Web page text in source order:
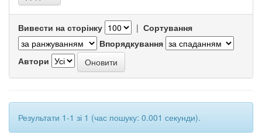
Вивести на сторінку | Сортування
Впорядкування
Автори
Результати 1-1 зі 1 (час пошуку: 0.001 секунди).